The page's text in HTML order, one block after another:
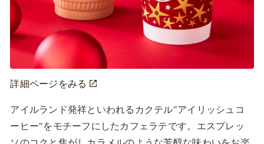
詳細ページをみる
アイルランド発祥といわれるカクテル"アイリッシュコ
ーヒー"をモチーフにしたカフェラテです。エスプレッ